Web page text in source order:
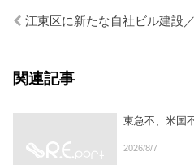
江東区に新たな自社ビル建設
関連記事
東急不、米国
2026/8/7